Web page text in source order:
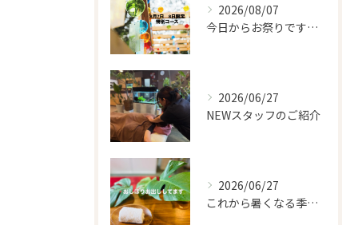
2026/08/07
今日からお祭りですね！
2026/06/27
NEWスタッフのご紹介
2026/06/27
これから暑くなる季節になるので、もみほぐし亭ではご来店のお客...